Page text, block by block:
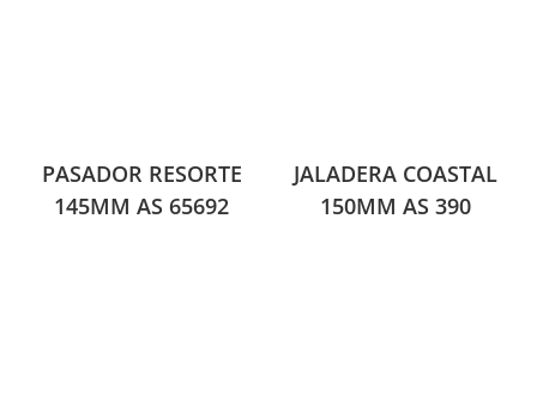
PASADOR RESORTE
145MM AS 65692
JALADERA COASTAL
150MM AS 390